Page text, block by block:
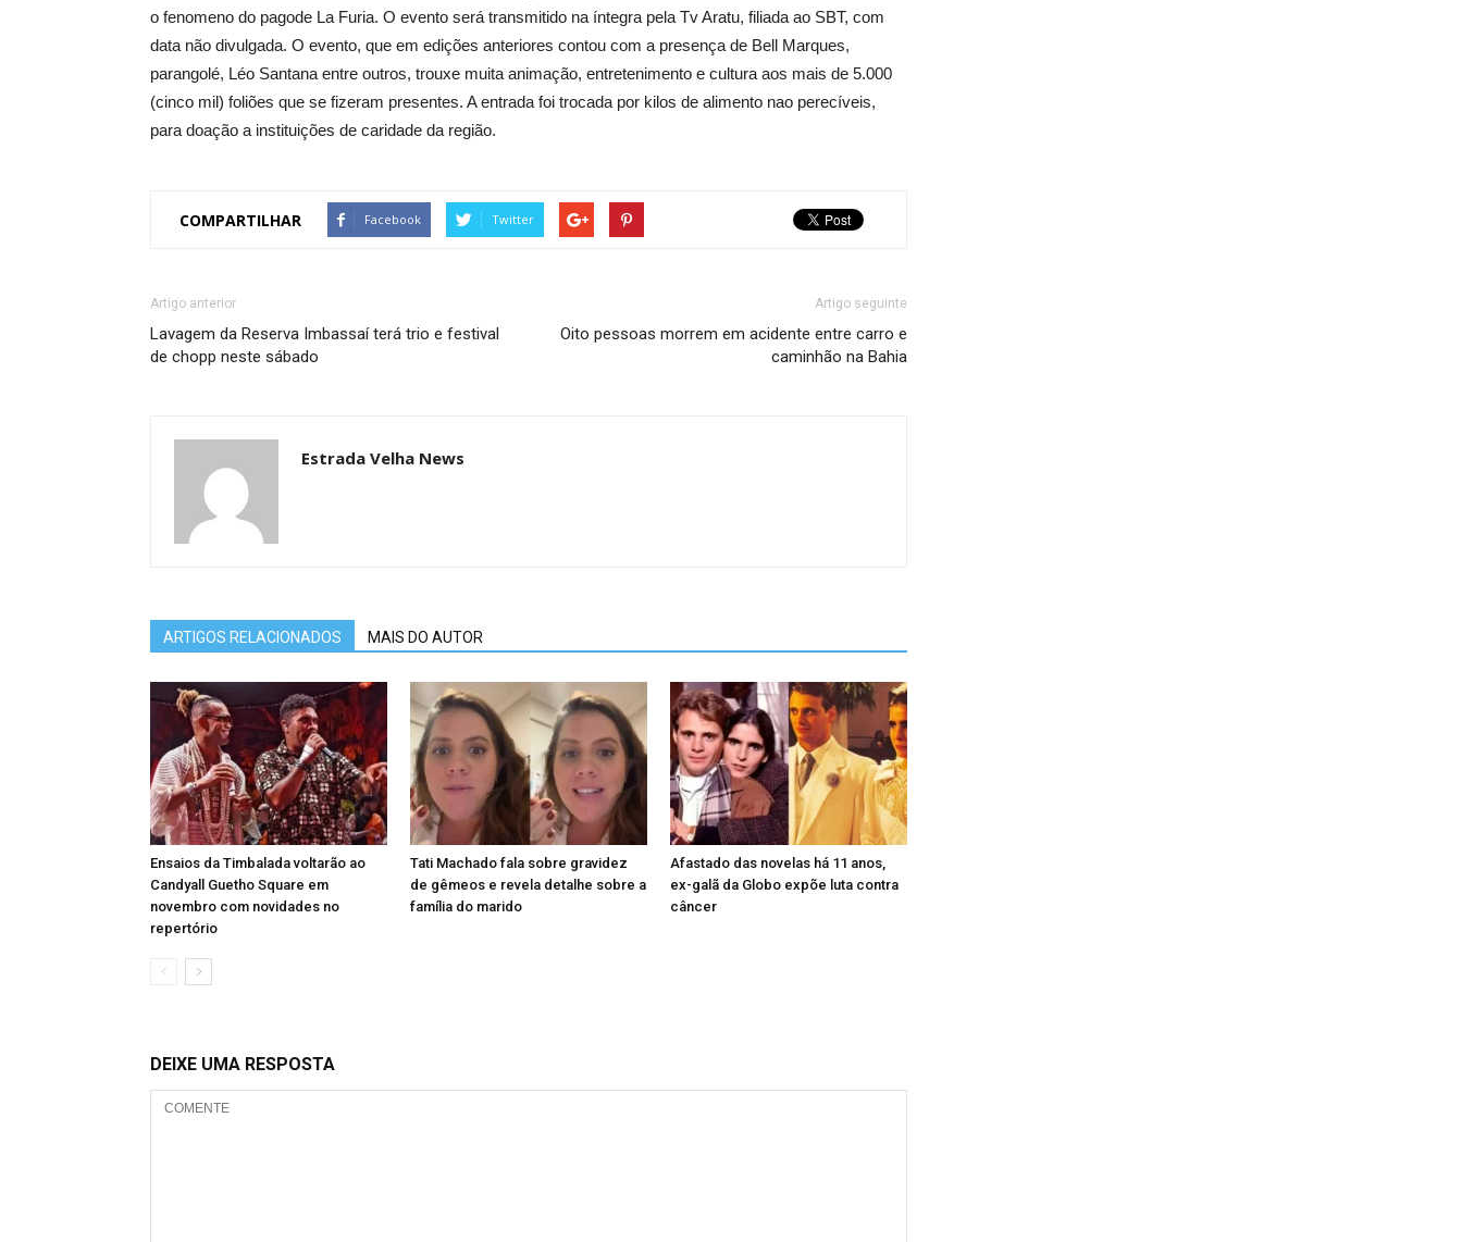
o fenomeno do pagode La Furia. O evento será transmitido na íntegra pela Tv Aratu, filiada ao SBT, com
data não divulgada. O evento, que em edições anteriores contou com a presença de Bell Marques,
parangolé, Léo Santana entre outros, trouxe muita animação, entretenimento e cultura aos mais de 5.000
(cinco mil) foliões que se fizeram presentes. A entrada foi trocada por kilos de alimento nao perecíveis,
para doação a instituições de caridade da região.
COMPARTILHAR Facebook Twitter
Artigo anterior
Lavagem da Reserva Imbassaí terá trio e festival
de chopp neste sábado
Artigo seguinte
Oito pessoas morrem em acidente entre carro e
caminhão na Bahia
Estrada Velha News
ARTIGOS RELACIONADOS MAIS DO AUTOR
Ensaios da Timbalada voltarão ao
Candyall Guetho Square em
novembro com novidades no
repertório
Tati Machado fala sobre gravidez
de gêmeos e revela detalhe sobre a
família do marido
Afastado das novelas há 11 anos,
ex-galã da Globo expõe luta contra
câncer
DEIXE UMA RESPOSTA